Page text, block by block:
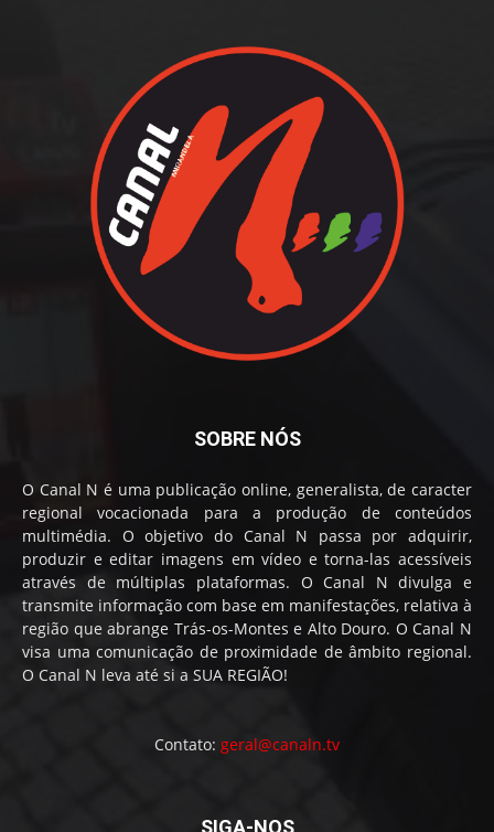
SOBRE NÓS
O Canal N é uma publicação online, generalista, de caracter
regional vocacionada para a produção de conteúdos
multimédia. O objetivo do Canal N passa por adquirir,
produzir e editar imagens em vídeo e torna-las acessíveis
através de múltiplas plataformas. O Canal N divulga e
transmite informação com base em manifestações, relativa à
região que abrange Trás-os-Montes e Alto Douro. O Canal N
visa uma comunicação de proximidade de âmbito regional.
O Canal N leva até si a SUA REGIÃO!
Contato: geral@canaln.tv
SIGA-NOS